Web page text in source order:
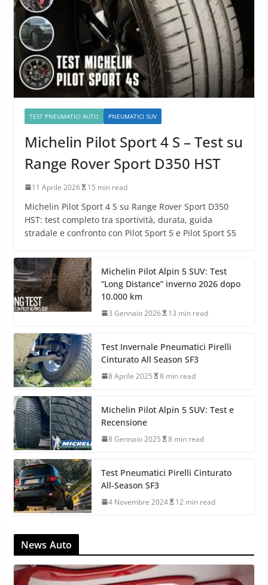
TEST PNEUMATICI AUTO PNEUMATICI SUV
Michelin Pilot Sport 4 S – Test su
Range Rover Sport D350 HST
11 Aprile 2026 15 min read
Michelin Pilot Sport 4 S su Range Rover Sport D350
HST: test completo tra sportività, durata, guida
stradale e confronto con Pilot Sport 5 e Pilot Sport S5
Michelin Pilot Alpin 5 SUV: Test
“Long Distance” inverno 2026 dopo
10.000 km
3 Gennaio 2026 13 min read
Test Invernale Pneumatici Pirelli
Cinturato All Season SF3
8 Aprile 2025 8 min read
Michelin Pilot Alpin 5 SUV: Test e
Recensione
8 Gennaio 2025 8 min read
Test Pneumatici Pirelli Cinturato
All-Season SF3
4 Novembre 2024 12 min read
News Auto